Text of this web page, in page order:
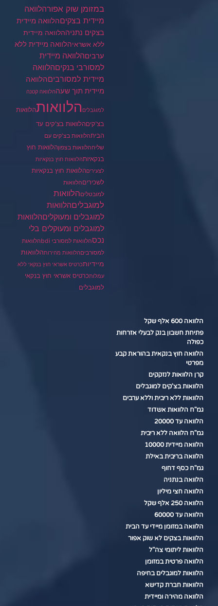
במזומן שוק אפורהלוואה
מיידית בצקיםהלוואה מיידית
בצקים נתניההלוואה מיידית
ללא אשראיהלוואה מיידית ללא
ערביםהלוואה מיידית
למסורבי בנקיםהלוואה
מיידית למסורביםהלוואה
מיידית תוך שעההלוואה קטנה
למוגבלים הלוואותהלוואות
בצ'קיםהלוואות בצ'קים עד
הביתהלוואות בצ'קים עם
שליחהלוואות בצפוןהלוואות חוץ
בנקאיותהלוואות חוץ בנקאיות
לצעיריםהלוואות חוץ בנקאיות
לשכיריםהלוואות
למובטליםהלוואות
למוגבליםהלוואות
למוגבלים ומעוקליםהלוואות
למוגבלים ומעוקלים בלי
נכסהלוואות למסורבי bdi
הלוואות
למסורביםהלוואות מהירותהלוואות
מיידיותכרטיס אשראי חוץ בנקאי ללא
עמלותכרטיס אשראי חוץ בנקאי
למוגבלים
הלוואה 600 אלף שקל
פתיחת חשבון בנק לבעלי אזרחות
כפולה
הלוואה חוץ בנקאית בהוראת קבע
מפרטי
קרן הלוואות לנזקקים
הלוואות בצ'קים למוגבלים
הלוואות ללא ריבית וללא ערבים
גמ"ח הלוואות אשדוד
הלוואה עד 20000
גמ"ח הלוואה ללא ריבית
הלוואה מיידית 10000
הלוואה בריבית באילת
גמ"ח כסף דחוף
הלוואה בנתניה
הלוואה חצי מיליון
הלוואה 250 אלף שקל
הלוואה עד 60000
הלוואה במזומן מיידי עד הבית
הלוואות בצקים לא שוק אפור
הלוואות ליתומי צה"ל
הלוואה פרטית במזומן
הלוואות למוגבלים בחיפה
הלוואות חברת קדישא
הלוואה מהירה ומיידית